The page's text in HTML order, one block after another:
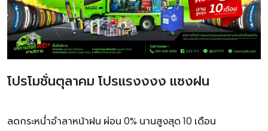
โปรโมชั่นตุลาคม โปรแรงงงง แซงฝน
ลดกระหน่ำอำลาหน้าฝน ผ่อน 0% นานสูงสุด 10 เดือน